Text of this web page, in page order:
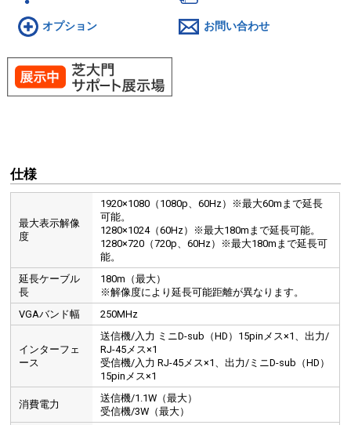
オプション お問い合わせ
仕様
最大表示解像
度
1920×1080（1080p、60Hz）※最大60mまで延長
可能。
1280×1024（60Hz）※最大180mまで延長可能。
1280×720（720p、60Hz）※最大180mまで延長可
能。
延長ケーブル
長
180m（最大）
※解像度により延長可能距離が異なります。
VGAバンド幅
250MHz
インターフェ
ース
送信機/入力 ミニD-sub（HD）15pinメス×1、出力/
RJ-45メス×1
受信機/入力 RJ-45メス×1、出力/ミニD-sub（HD）
15pinメス×1
消費電力
送信機/1.1W（最大）
受信機/3W（最大）